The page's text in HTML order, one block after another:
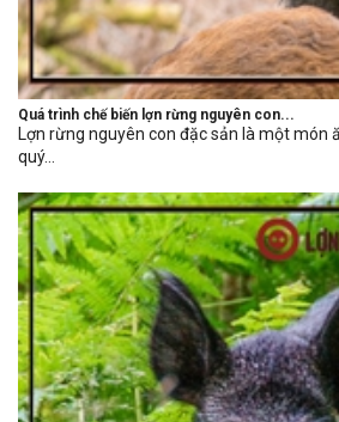
Quá trình chế biến lợn rừng nguyên con...
Lợn rừng nguyên con đặc sản là một món
quý...